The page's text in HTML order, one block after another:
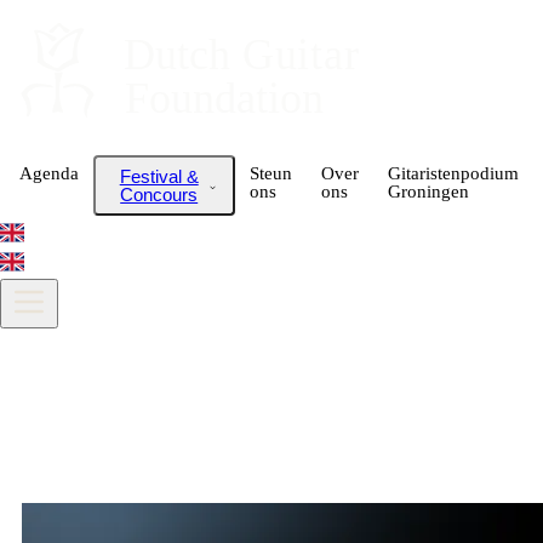
Agenda
Festival &
Concours
Steun
ons
Over
ons
Gitaristenpodium
Groningen